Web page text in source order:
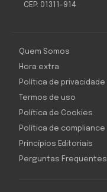
CEP: 01311-914
Quem Somos
Hora extra
Política de privacidade
Termos de uso
Política de Cookies
Política de compliance
Princípios Editoriais
Perguntas Frequentes